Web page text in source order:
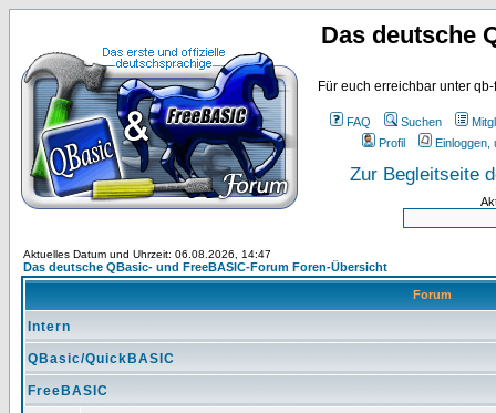
Das deutsche
Für euch erreichbar unter
FAQ Suchen
Profil
Einloggen,
Zur Begleitseite
Aktuelles Datum und Uhrzeit: 06.08.2026, 14:47
Das deutsche QBasic- und FreeBASIC-Forum Foren-Übersicht
Forum
Intern
QBasic/QuickBASIC
FreeBASIC